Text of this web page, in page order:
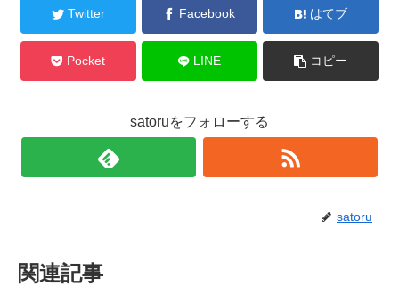
Twitter Facebook はてブ
Pocket LINE コピー
satoruをフォローする
satoru
関連記事